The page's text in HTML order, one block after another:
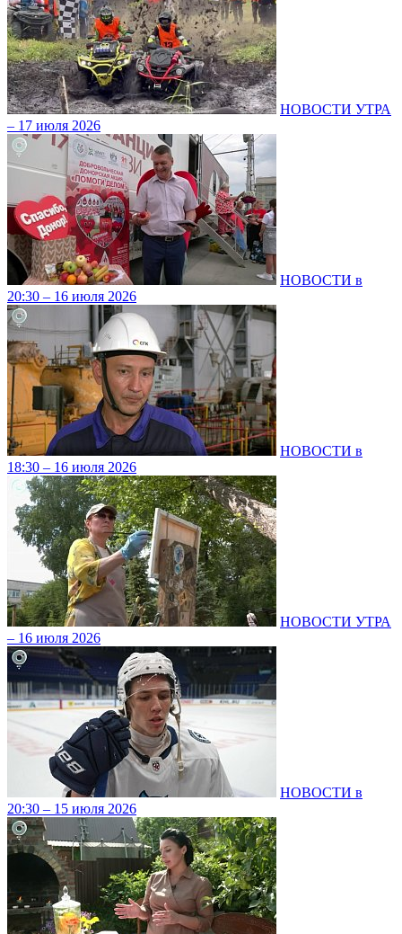
НОВОСТИ УТРА
– 17 июля 2026
НОВОСТИ в
20:30 – 16 июля 2026
НОВОСТИ в
18:30 – 16 июля 2026
НОВОСТИ УТРА
– 16 июля 2026
НОВОСТИ в
20:30 – 15 июля 2026